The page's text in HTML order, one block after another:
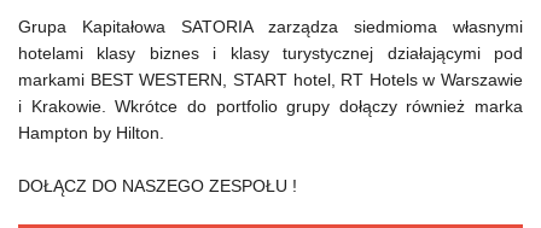
Grupa Kapitałowa SATORIA zarządza siedmioma własnymi
hotelami klasy biznes i klasy turystycznej działającymi pod
markami BEST WESTERN, START hotel, RT Hotels w Warszawie
i Krakowie. Wkrótce do portfolio grupy dołączy również marka
Hampton by Hilton.
DOŁĄCZ DO NASZEGO ZESPOŁU !